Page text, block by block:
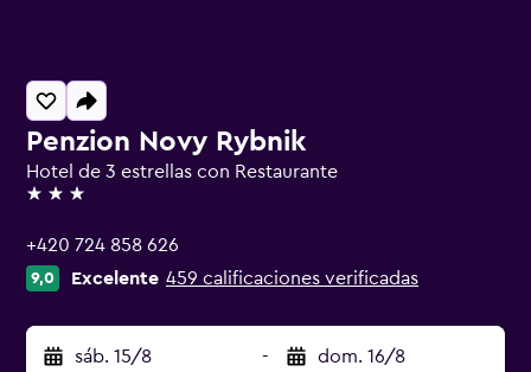
Penzion Novy Rybnik
Hotel de 3 estrellas con Restaurante
3 estrellas
+420 724 858 626
9,0 Excelente 459 calificaciones verificadas
sáb. 15/8 - dom. 16/8